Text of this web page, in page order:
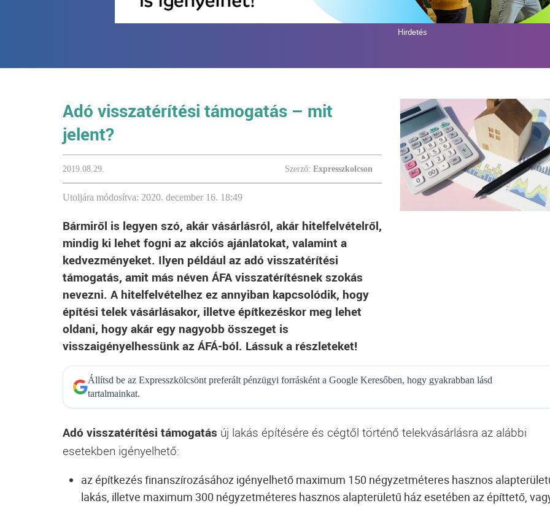
Hirdetés
Adó visszatérítési támogatás – mit
jelent?
2019.08.29. Szerző: Expresszkolcson
Utoljára módosítva: 2020. december 16. 18:49
Bármiről is legyen szó, akár vásárlásról, akár hitelfelvételről,
mindig ki lehet fogni az akciós ajánlatokat, valamint a
kedvezményeket. Ilyen például az adó visszatérítési
támogatás, amit más néven ÁFA visszatérítésnek szokás
nevezni. A hitelfelvételhez ez annyiban kapcsolódik, hogy
építési telek vásárlásakor, illetve építkezéskor meg lehet
oldani, hogy akár egy nagyobb összeget is
visszaigényelhessünk az ÁFÁ-ból. Lássuk a részleteket!
Állítsd be az Expresszkölcsönt preferált pénzügyi forrásként a Google Keresőben, hogy gyakrabban lásd
tartalmainkat.
Adó visszatérítési támogatás új lakás építésére és cégtől történő telekvásárlásra az alábbi
esetekben igényelhető:
az építkezés finanszírozásához igényelhető maximum 150 négyzetméteres hasznos
lakás, illetve maximum 300 négyzetméteres hasznos alapterületű ház esetében az építtető,